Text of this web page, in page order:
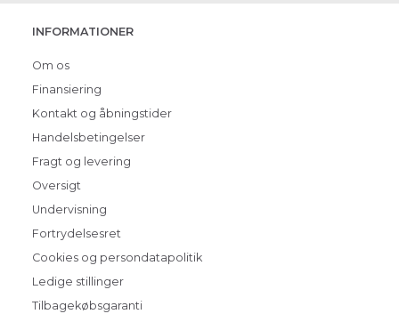
INFORMATIONER
Om os
Finansiering
Kontakt og åbningstider
Handelsbetingelser
Fragt og levering
Oversigt
Undervisning
Fortrydelsesret
Cookies og persondatapolitik
Ledige stillinger
Tilbagekøbsgaranti